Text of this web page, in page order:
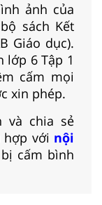
ảnh của
sách Kết
Giáo dục).
lớp 6 Tập 1
cấm mọi
xin phép.
và chia sẻ
hợp với nội
cấm bình